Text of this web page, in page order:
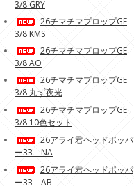
3/8 GRY
26チマチマプロップGE
3/8 KMS
26チマチマプロップGE
3/8 AO
26チマチマプロップGE
3/8 丸ず夜光
26チマチマプロップGE
3/8 10色セット
26アライ君ヘッドポッパ
ー33 NA
26アライ君ヘッドポッパ
ー33 AB